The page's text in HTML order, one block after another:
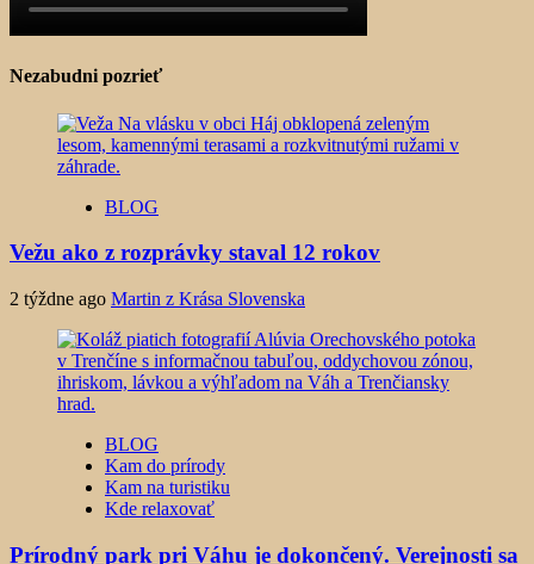
Nezabudni pozrieť
BLOG
Vežu ako z rozprávky staval 12 rokov
2 týždne ago Martin z Krása Slovenska
BLOG
Kam do prírody
Kam na turistiku
Kde relaxovať
Prírodný park pri Váhu je dokončený. Verejnosti sa